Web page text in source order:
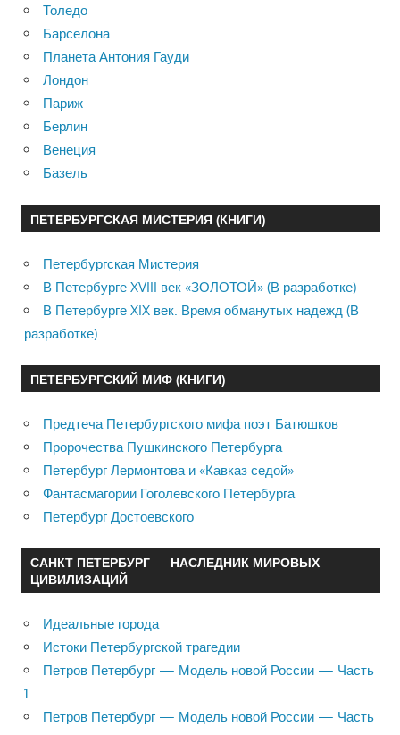
Толедо
Барселона
Планета Антония Гауди
Лондон
Париж
Берлин
Венеция
Базель
ПЕТЕРБУРГСКАЯ МИСТЕРИЯ (КНИГИ)
Петербургская Мистерия
В Петербурге XVIII век «ЗОЛОТОЙ» (В разработке)
В Петербурге XIX век. Время обманутых надежд (В
разработке)
ПЕТЕРБУРГСКИЙ МИФ (КНИГИ)
Предтеча Петербургского мифа поэт Батюшков
Пророчества Пушкинского Петербурга
Петербург Лермонтова и «Кавказ седой»
Фантасмагории Гоголевского Петербурга
Петербург Достоевского
САНКТ ПЕТЕРБУРГ — НАСЛЕДНИК МИРОВЫХ
ЦИВИЛИЗАЦИЙ
Идеальные города
Истоки Петербургской трагедии
Петров Петербург — Модель новой России — Часть
1
Петров Петербург — Модель новой России — Часть